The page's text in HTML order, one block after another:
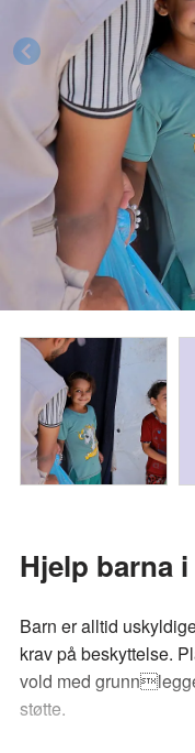
Hjelp barna i
Barn er alltid
krav på beskyttelse.
vold med
støtte.